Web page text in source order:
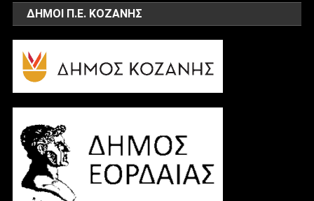
ΔΗΜΟΙ Π.Ε. ΚΟΖΑΝΗΣ